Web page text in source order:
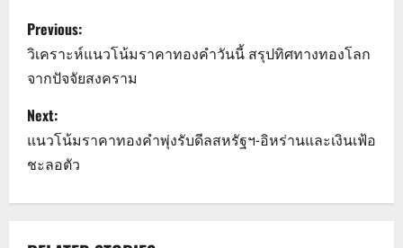
P
o
s
t
n
a
Previous:
วิเคราะห์แนวโน้มราคาทองคำวันนี้ สรุปทิศทางทองโลก
จากปัจจัยสงคราม
Next:
แนวโน้มราคาทองคำพุ่งรับดีลสหรัฐฯ-อิหร่านและเงินเฟ้อ
ชะลอตัว